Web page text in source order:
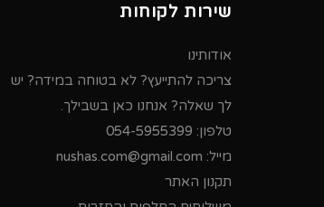
שירות לקוחות
אודותינו
צריכה להתייעץ? לא בטוחה במידה? יש
לך שאלה? אנחנו כאן בשבילך.
טלפון: 054-5955399
מייל: nushas.com@gmail.com
תקנון האתר